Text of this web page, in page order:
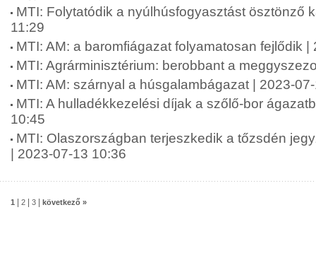
MTI: Folytatódik a nyúlhúsfogyasztást ösztönző
11:29
MTI: AM: a baromfiágazat folyamatosan fejlődik |
MTI: Agrárminisztérium: berobbant a
MTI: AM: szárnyal a húsgalambágazat | 2023-
MTI: A hulladékkezelési díjak a szőlő-bor
10:45
MTI: Olaszországban terjeszkedik a tőzsdén
| 2023-07-13 10:36
1 2 3 következő »